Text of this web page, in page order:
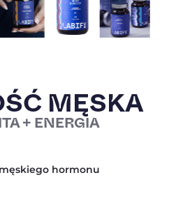
MĘSKA
+ ENERGIA
hormonu